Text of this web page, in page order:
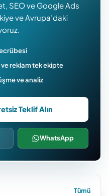
SEO ve Google Ads
ve Avrupa’daki
ve reklam tek ekipte
ve analiz
Teklif Alın
WhatsApp
Tümü